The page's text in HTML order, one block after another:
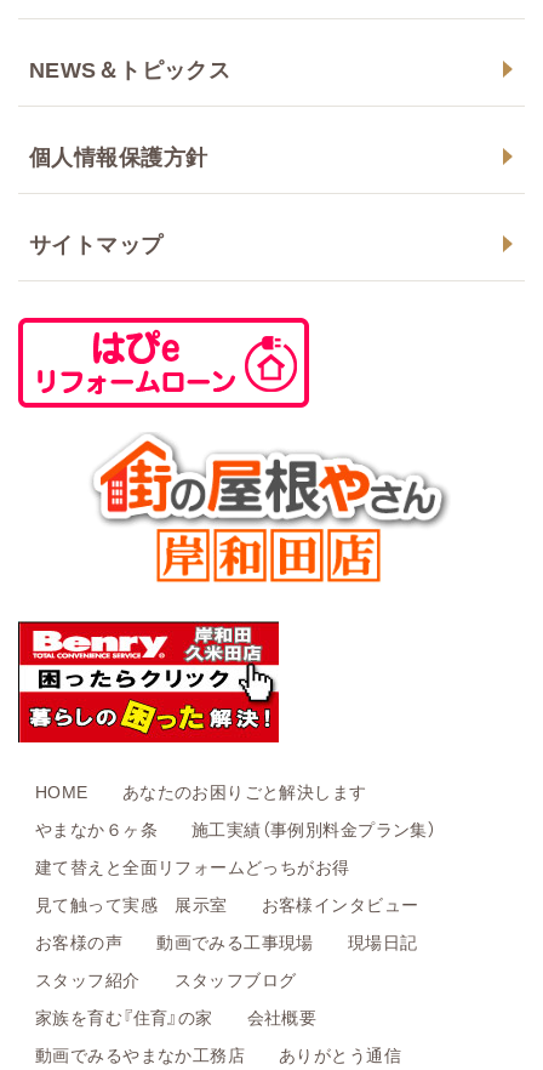
NEWS＆トピックス
個人情報保護方針
サイトマップ
HOME
あなたのお困りごと解決します
やまなか６ヶ条
施工実績（事例別料金プラン集）
建て替えと全面リフォームどっちがお得
見て触って実感 展示室
お客様インタビュー
お客様の声
動画でみる工事現場
現場日記
スタッフ紹介
スタッフブログ
家族を育む『住育』の家
会社概要
動画でみるやまなか工務店
ありがとう通信